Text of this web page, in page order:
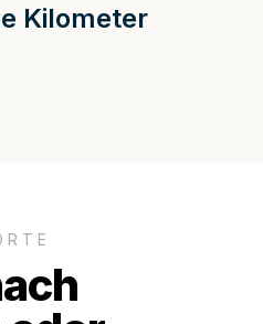
Kilometer